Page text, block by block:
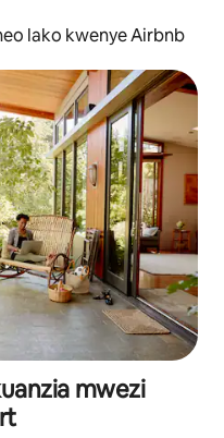
lako kwenye Airbnb
mwezi